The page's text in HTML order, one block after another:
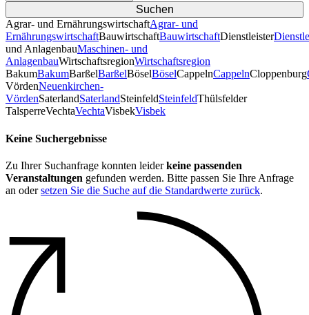
Agrar- und ErnährungswirtschaftAgrar- und
ErnährungswirtschaftBauwirtschaftBauwirtschaftDienstleister
und AnlagenbauMaschinen- und
AnlagenbauWirtschaftsregionWirtschaftsregion
BakumBakumBarßelBarßelBöselBöselCappelnCappelnCloppenburg
VördenNeuenkirchen-
VördenSaterlandSaterlandSteinfeldSteinfeldThülsfelder
TalsperreVechtaVechtaVisbekVisbek
Keine Suchergebnisse
Zu Ihrer Suchanfrage konnten leiderkeine passenden
Veranstaltungen gefunden werden. Bitte passen Sie Ihre Anfrage
an odersetzen Sie die Suche auf die Standardwerte zurück.